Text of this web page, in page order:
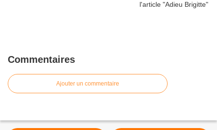
Commentaires
Ajouter un commentaire